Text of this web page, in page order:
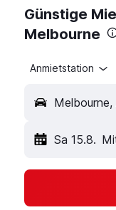
Günstige
Melbourne
Anmietstation
Melbourne,
Sa 15.8.